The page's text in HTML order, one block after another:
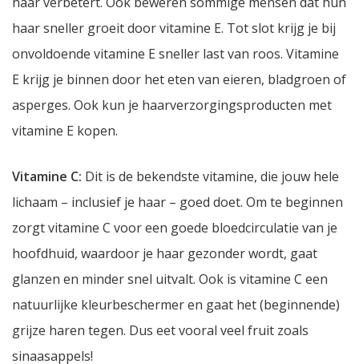
haar sneller groeit door vitamine E. Tot slot krijg je bij
onvoldoende vitamine E sneller last van roos. Vitamine
E krijg je binnen door het eten van eieren, bladgroen of
asperges. Ook kun je haarverzorgingsproducten met
vitamine E kopen.
Vitamine C: Dit is de bekendste vitamine, die jouw hele
lichaam – inclusief je haar – goed doet. Om te beginnen
zorgt vitamine C voor een goede bloedcirculatie van je
hoofdhuid, waardoor je haar gezonder wordt, gaat
glanzen en minder snel uitvalt. Ook is vitamine C een
natuurlijke kleurbeschermer en gaat het (beginnende)
grijze haren tegen. Dus eet vooral veel fruit zoals
sinaasappels!